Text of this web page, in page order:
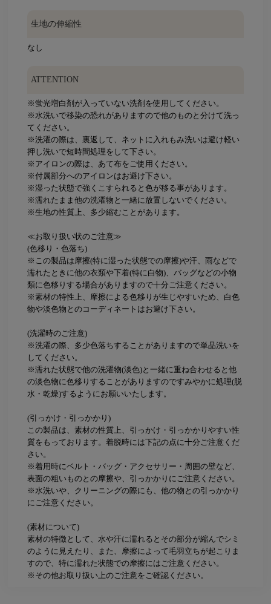
生地の伸縮性
なし
ATTENTION
※蛍光増白剤が入っていない洗剤を使用してください。
※水洗いで移染の恐れがありますので他のものと分けて洗っ
てください。
※洗濯の際は、裏返して、ネットに入れもみ洗いは避け軽い
押し洗いで短時間処理をして下さい。
※アイロンの際は、あて布をご使用ください。
※付属部分へのアイロンはお避け下さい。
※湿った状態で強くこすられると色が移る事があります。
※濡れたまま他の洗濯物と一緒に放置しないでください。
※生地の性質上、多少縮むことがあります。
≪お取り扱い状のご注意≫
(色移り・色落ち)
※この製品は摩擦(特に湿った状態での摩擦)や汗、雨などで
濡れたときに他の衣類や下着(特に白物)、バッグなどの小物
類に色移りする場合がありますので十分ご注意ください。
※素材の特性上、摩擦による色移りが生じやすいため、白色
物や淡色物とのコーディネートはお避け下さい。
(洗濯時のご注意)
※洗濯の際、多少色落ちすることがありますので単品洗いを
してください。
※濡れた状態で他の洗濯物(淡色)と一緒に重ね合わせると他
の淡色物に色移りすることがありますのですみやかに処理(脱
水・乾燥)するようにお願いいたします。
(引っかけ・引っかかり)
この製品は、素材の性質上、引っかけ・引っかかりやすい性
質をもっております。着脱時には下記の点に十分ご注意くだ
さい。
※着用時にベルト・バッグ・アクセサリー・周囲の壁など、
表面の粗いものとの摩擦や、引っかかりにご注意ください。
※水洗いや、クリーニングの際にも、他の物との引っかかり
にご注意ください。
(素材について)
素材の特徴として、水や汗に濡れるとその部分が縮んでシミ
のように見えたり、また、摩擦によって毛羽立ちが起こりま
すので、特に濡れた状態での摩擦にはご注意ください。
※その他お取り扱い上のご注意をご確認ください。